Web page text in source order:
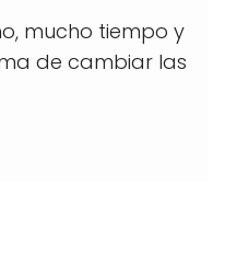
mucho tiempo y
de cambiar las